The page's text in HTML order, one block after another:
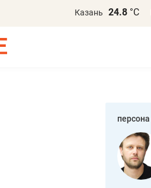
Казань 24.8 °С
персона